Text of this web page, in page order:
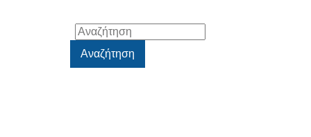
Αναζήτηση
για:Αναζήτηση